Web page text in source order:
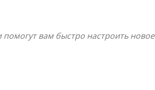
вам быстро настроить новое